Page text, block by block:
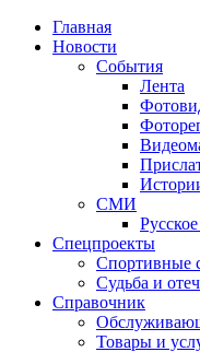
Главная
Новости
События
Лента
СМИ
Спецпроекты
Спортивные
Судьба и
Справочник
Товары и